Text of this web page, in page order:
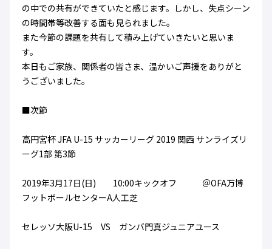
の中での共有ができていたと感じます。しかし、失点シーン
の時間帯等改善する面も見られました。
また今節の課題を共有して積み上げていきたいと思いま
す。
本日もご家族、関係者の皆さま、温かいご声援をありがと
うございました。
■次節
高円宮杯 JFA U-15 サッカーリーグ 2019 関西 サンライズリ
ーグ1部 第3節
2019年3月17日(日) 10:00キックオフ ＠OFA万博
フットボールセンターA人工芝
セレッソ大阪U-15 VS ガンバ門真ジュニアユース